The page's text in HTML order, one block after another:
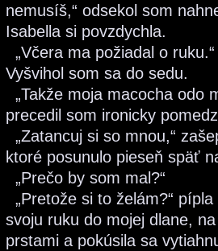
nemusíš,“ odsekol som
Isabella si povzdychla.
„Včera ma požiadal o ruku.“
Vyšvihol som sa do sedu.
„Takže moja macocha odo
precedil som ironicky
„Zatancuj si so mnou,“
ktoré posunulo pieseň späť
„Prečo by som mal?“
„Pretože si to želám?“
svoju ruku do mojej dlane,
prstami a pokúsila sa